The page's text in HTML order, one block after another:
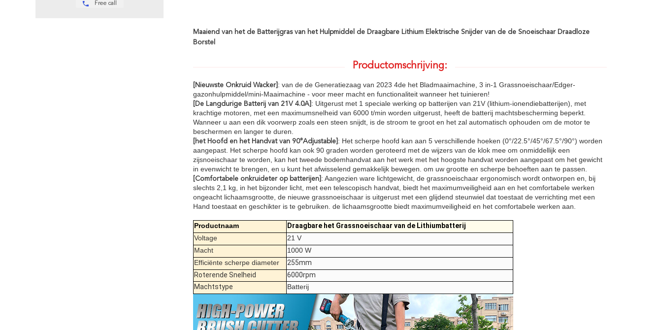
Free call
Maaiend van het de Batterijgras van het Hulpmiddel de Draagbare Lithium Elektrische Snijder van de de Snoeischaar Draadloze
Borstel
Productomschrijving:
[Nieuwste Onkruid Wacker] : van de de Generatiezaag van 2023 4de het Bladmaaimachine, 3 in-1 Grassnoeischaar/Edger-
gazonhulpmiddel/mini-Maaimachine - voor meer macht en functionaliteit wanneer het tuinieren!
[De Langdurige Batterij van 21V 4.0A] : Uitgerust met 1 speciale werking op batterijen van 21V (lithium-ionendiebatterijen), met
krachtige motoren, met een maximumsnelheid van 6000 t/min worden uitgerust, heeft de batterij machtsbescherming beperkt.
Wanneer u aan een dik voorwerp zoals een steen snijdt, is de stroom te groot en het zal automatisch ophouden om de motor te
beschermen en langer te duren.
[het Hoofd en het Handvat van 90°Adjustable] : Het scherpe hoofd kan aan 5 verschillende hoeken (0°/22.5°/45°/67.5°/90°) worden
aangepast. Het scherpe hoofd kan ook 90 graden worden geroteerd met de wijzers van de klok mee om onmiddellijk een
zijsnoeischaar te worden, kan het tweede bodemhandvat aan het werk met het hoogste handvat worden aangepast om het gewicht
in evenwicht te brengen, en u kunt het afwisselend gemakkelijk bewegen. om uw grootte en scherpe behoeften aan te passen.
[Comfortabele onkruideter op batterijen] : Aangezien ware lichtgewicht, de grassnoeischaar ergonomisch wordt ontworpen en, bij
slechts 2,1 kg, in het bijzonder licht, met een telescopisch handvat, biedt het maximumveiligheid aan en het comfortabele werken
ongeacht lichaamsgrootte, de nieuwe grassnoeischaar is uitgerust met een glijdend steunwiel dat toestaat de verrichting met een
Hand toestaat en geschikter is te gebruiken. de lichaamsgrootte biedt maximumveiligheid en het comfortabele werken aan.
Productnaam
Draagbare het Grassnoeischaar van de Lithiumbatterij
Voltage
21 V
Macht
1000 W
Efficiënte scherpe diameter
255mm
Roterende Snelheid
6000rpm
Machtstype
Batterij